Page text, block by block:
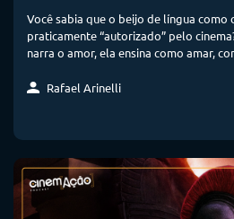
Você sabia que o beijo de língua como
praticamente “autorizado” pelo
narra o amor, ela ensina como amar,
Rafael Arinelli